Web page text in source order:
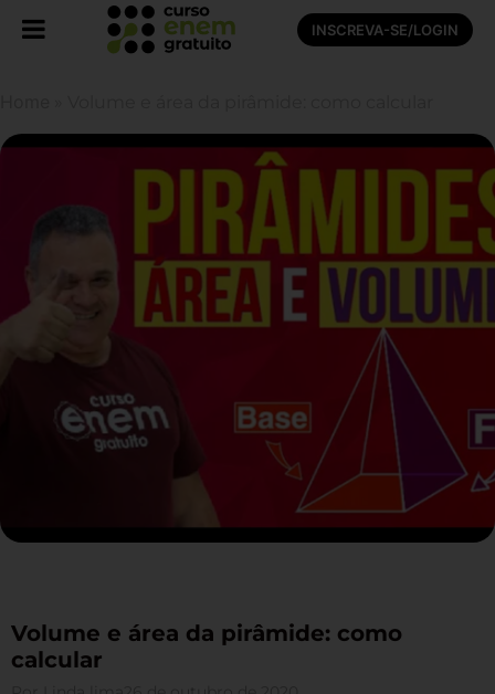
INSCREVA-SE/LOGIN
Volume e área da pirâmide: como
calcular